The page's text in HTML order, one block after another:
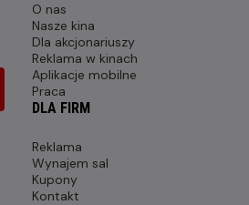
O nas
Nasze kina
Dla akcjonariuszy
Reklama w kinach
Aplikacje mobilne
Praca
DLA FIRM
Reklama
Wynajem sal
Kupony
Kontakt